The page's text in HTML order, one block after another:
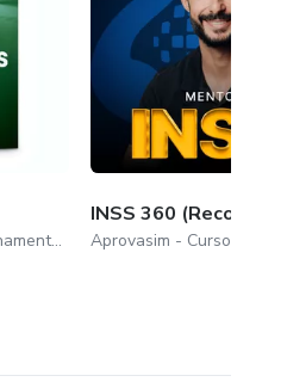
Aprovasim - Cursos, Treinamentos e Coaching Eireli
INSS 360